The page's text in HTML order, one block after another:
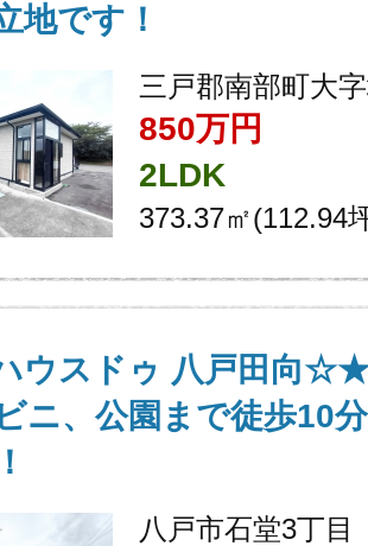
地です！
三戸郡南部町大
850万円
2LDK
373.37㎡(112.94
スドゥ 八戸田向
ニ、公園まで徒歩10
八戸市石堂3丁目